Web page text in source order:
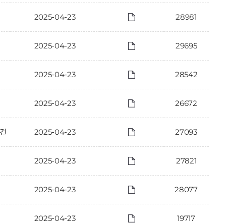
2025-04-23 28981
2025-04-23 29695
2025-04-23 28542
2025-04-23 26672
2025-04-23 27093
2025-04-23 27821
2025-04-23 28077
2025-04-23 19717